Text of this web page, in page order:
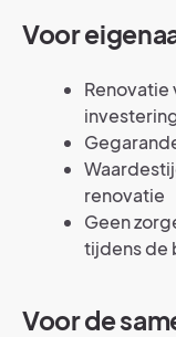
Voor
Renovatie
renovatie
Geen
tijdens de
Voor de